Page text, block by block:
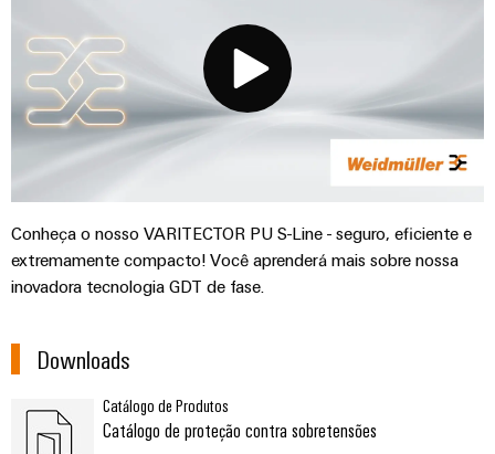
Conheça o nosso VARITECTOR PU S-Line - seguro, eficiente e
extremamente compacto! Você aprenderá mais sobre nossa
inovadora tecnologia GDT de fase.​
Downloads
Catálogo de Produtos
Catálogo de proteção contra sobretensões